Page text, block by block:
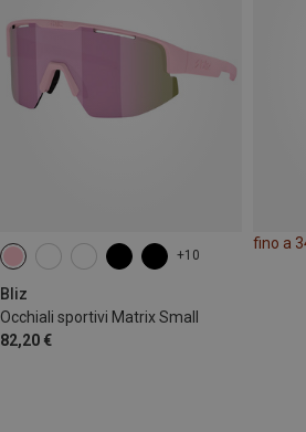
+10
Bliz
Occhiali sportivi Matrix Small
82,20 €
fino a